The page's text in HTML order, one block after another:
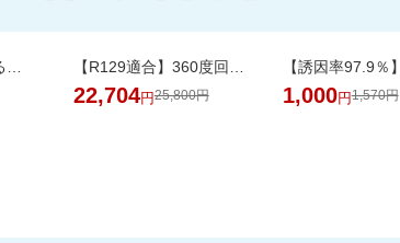
22,704円25,800円 1,000円1,570円